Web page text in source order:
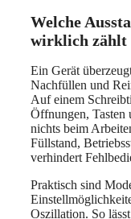
Welche
wirklich zählt
Ein Gerät
Nachfüllen und
Auf einem
Öffnungen, Tasten
nichts beim
Füllstand,
verhindert
Praktisch sind
Oszillation. So